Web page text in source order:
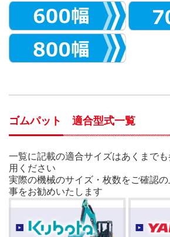
ゴムパット 適合型式一覧
一覧に記載の適合サイズはあくまで
用ください
実際の機械のサイズ・枚数をご確認の
事をお勧めいたします